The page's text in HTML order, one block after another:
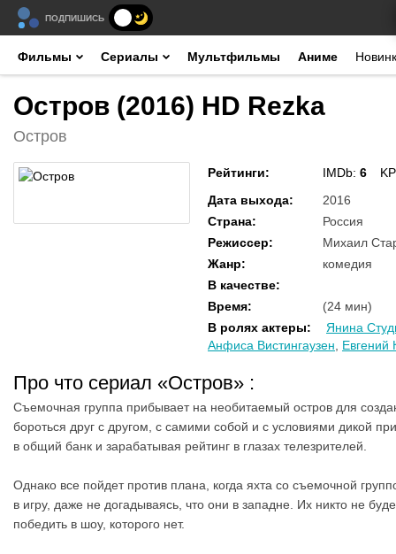
ПОДПИШИСЬ
Фильмы Сериалы Мультфильмы Аниме
Остров (2016) HD Rezka
Остров
Рейтинги: IMDb: 6
Дата выхода:
2016
Страна:
Россия
Режиссер:
Михаил
Жанр:
комедия
В качестве:
Время:
(24 мин)
В ролях актеры:
Янина
Анфиса Вистингаузен
Евгений
Про что сериал «Остров» :
Съемочная группа прибывает на необитаемый остров для
бороться друг с другом, с самими собой и с условиями дикой
в общий банк и зарабатывая рейтинг в глазах телезрителей.
Однако все пойдет против плана, когда яхта со съемочной
в игру, даже не догадываясь, что они в западне. Их никто не
победить в шоу, которого нет.